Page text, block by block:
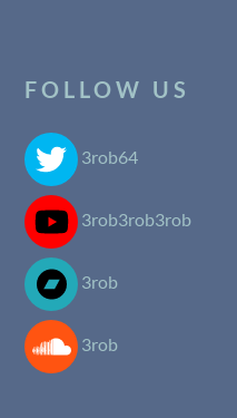
FOLLOW US
3rob64
3rob3rob3rob
3rob
3rob